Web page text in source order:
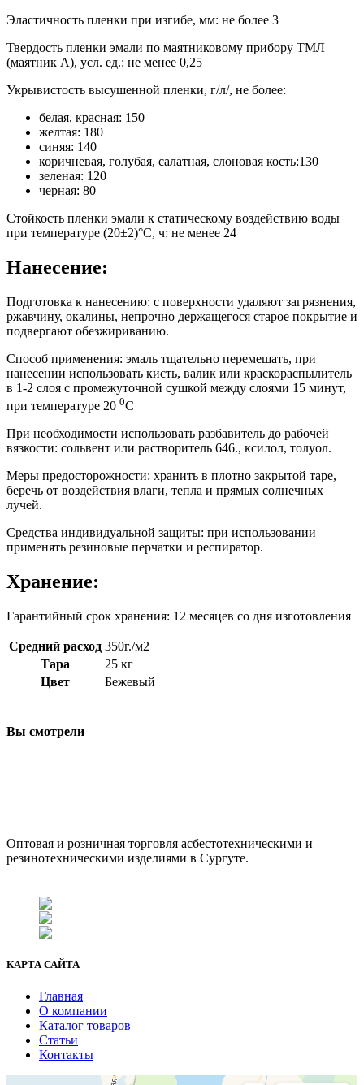
Эластичность пленки при изгибе, мм: не более 3
Твердость пленки эмали по маятниковому прибору ТМЛ
(маятник А), усл. ед.: не менее 0,25
Укрывистость высушенной пленки, г/л/, не более:
белая, красная: 150
желтая: 180
синяя: 140
коричневая, голубая, салатная, слоновая кость:130
зеленая: 120
черная: 80
Стойкость пленки эмали к статическому воздействию воды
при температуре (20±2)°C, ч: не менее 24
Нанесение:
Подготовка к нанесению: с поверхности удаляют загрязнения,
ржавчину, окалины, непрочно держащегося старое покрытие и
подвергают обезжириванию.
Способ применения: эмаль тщательно перемешать, при
нанесении использовать кисть, валик или краскораспылитель
в 1-2 слоя с промежуточной сушкой между слоями 15 минут,
при температуре 20 0С
При необходимости использовать разбавитель до рабочей
вязкости: сольвент или растворитель 646., ксилол, толуол.
Меры предосторожности: хранить в плотно закрытой таре,
беречь от воздействия влаги, тепла и прямых солнечных
лучей.
Средства индивидуальной защиты: при использовании
применять резиновые перчатки и респиратор.
Хранение:
Гарантийный срок хранения: 12 месяцев со дня изготовления
Средний расход 350г./м2
Тара
25 кг
Цвет
Бежевый
Вы смотрели
Оптовая и розничная торговля асбестотехническими и
резинотехническими изделиями в Сургуте.
КАРТА САЙТА
Главная
О компании
Каталог товаров
Статьи
Контакты